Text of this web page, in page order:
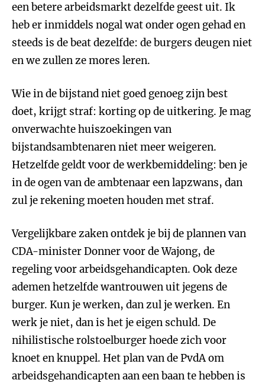
een betere arbeidsmarkt dezelfde geest uit. Ik
heb er inmiddels nogal wat onder ogen gehad en
steeds is de beat dezelfde: de burgers deugen niet
en we zullen ze mores leren.
Wie in de bijstand niet goed genoeg zijn best
doet, krijgt straf: korting op de uitkering. Je mag
onverwachte huiszoekingen van
bijstandsambtenaren niet meer weigeren.
Hetzelfde geldt voor de werkbemiddeling: ben je
in de ogen van de ambtenaar een lapzwans, dan
zul je rekening moeten houden met straf.
Vergelijkbare zaken ontdek je bij de plannen van
CDA-minister Donner voor de Wajong, de
regeling voor arbeidsgehandicapten. Ook deze
ademen hetzelfde wantrouwen uit jegens de
burger. Kun je werken, dan zul je werken. En
werk je niet, dan is het je eigen schuld. De
nihilistische rolstoelburger hoede zich voor
knoet en knuppel. Het plan van de PvdA om
arbeidsgehandicapten aan een baan te hebben is